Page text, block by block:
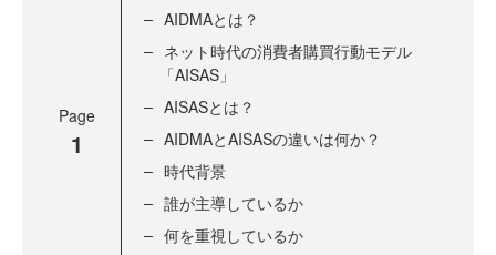
Page
1
AIDMAとは？
ネット時代の消費者購買行動モデル
「AISAS」
AISASとは？
AIDMAとAISASの違いは何か？
時代背景
誰が主導しているか
何を重視しているか